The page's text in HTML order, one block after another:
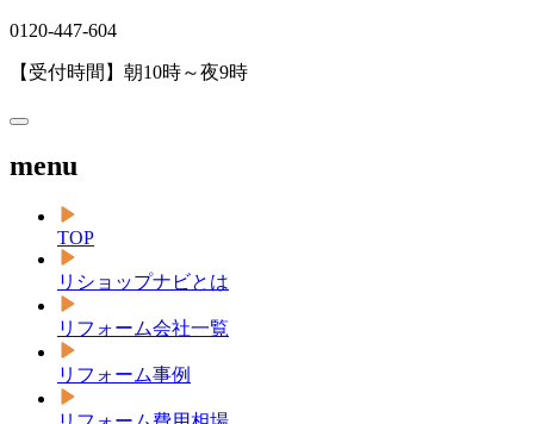
0120-447-604
【受付時間】朝10時～夜9時
menu
TOP
リショップナビとは
リフォーム会社一覧
リフォーム事例